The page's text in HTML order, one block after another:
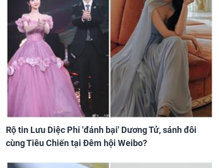
Rộ tin Lưu Diệc Phi 'đánh bại' Dương Tử, sánh đôi
cùng Tiêu Chiến tại Đêm hội Weibo?